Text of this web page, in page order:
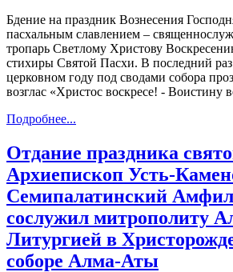
Бдение на праздник Вознесения
пасхальным славлением –
тропарь Светлому Христову
стихиры Святой Пасхи. В последний
церковном году под сводами собора
возглас «Христос воскресе! - Воистину
Подробнее...
Отдание праздника
Архиепископ Усть-
Семипалатинский
сослужил митрополиту
Литургией в
соборе Алма-Аты